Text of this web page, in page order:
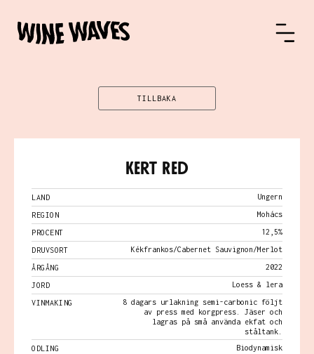
TILLBAKA
Kert Red
LAND Ungern
REGION Mohács
PROCENT 12,5%
DRUVSORT Kékfrankos/Cabernet Sauvignon/Merlot
ÅRGÅNG 2022
JORD Loess & lera
VINMAKING
8 dagars urlakning semi-carbonic följt
av press med korgpress. Jäser och
lagras på små använda ekfat och
ståltank.
ODLING
Biodynamisk